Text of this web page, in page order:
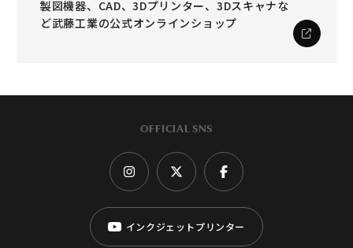
製図機器、CAD、3Dプリンター、3Dスキャナな
ど武藤工業の公式オンラインショップ
OFFICIAL SNS
インクジェットプリンター